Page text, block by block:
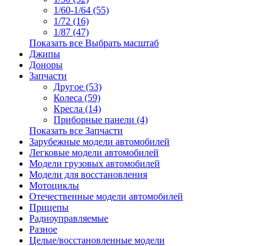
1/60-1/64 (55)
1/72 (16)
1/87 (47)
Показать все Выбрать масштаб
Джипы
Доноры
Запчасти
Другое (53)
Колеса (59)
Кресла (14)
Приборные панели (4)
Показать все Запчасти
Зарубежные модели автомобилей
Легковые модели автомобилей
Модели грузовых автомобилей
Модели для восстановления
Мотоциклы
Отечественные модели автомобилей
Прицепы
Радиоуправляемые
Разное
Целые/восстановленные модели